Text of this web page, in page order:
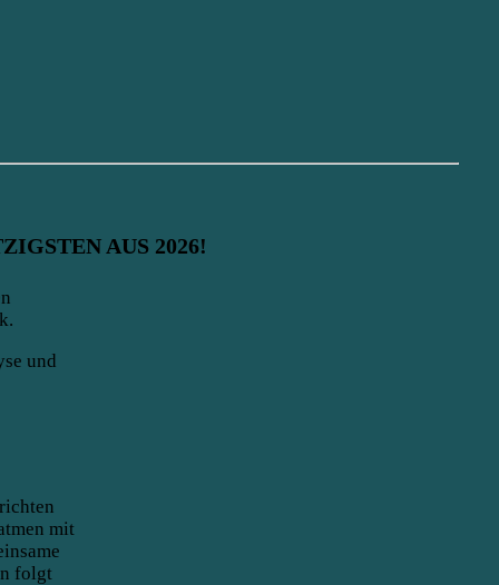
AUS 2026!
und
mit
folgt